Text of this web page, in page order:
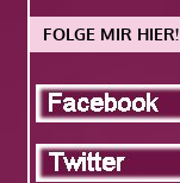
FOLGE MIR HIER!